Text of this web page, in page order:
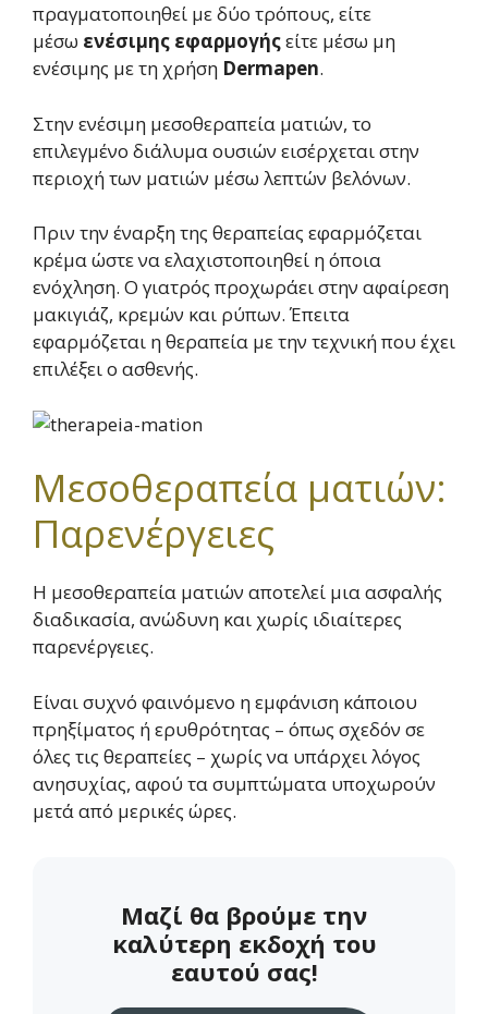
πραγματοποιηθεί με δύο τρόπους, είτε
μέσω ενέσιμης εφαρμογήςείτε μέσω μη
ενέσιμης με τη χρήση Dermapen.
Στην ενέσιμη μεσοθεραπεία ματιών, το
επιλεγμένο διάλυμα ουσιών εισέρχεται στην
περιοχή των ματιών μέσω λεπτών βελόνων.
Πριν την έναρξη της θεραπείας εφαρμόζεται
κρέμα ώστε να ελαχιστοποιηθεί η όποια
ενόχληση. Ο γιατρός προχωράει στην αφαίρεση
μακιγιάζ, κρεμών και ρύπων. Έπειτα
εφαρμόζεται η θεραπεία με την τεχνική που έχει
επιλέξει ο ασθενής.
Μεσοθεραπεία ματιών:
Παρενέργειες
Η μεσοθεραπεία ματιών αποτελεί μια ασφαλής
διαδικασία, ανώδυνη και χωρίς ιδιαίτερες
παρενέργειες.
Είναι συχνό φαινόμενο η εμφάνιση κάποιου
πρηξίματος ή ερυθρότητας – όπως σχεδόν σε
όλες τις θεραπείες – χωρίς να υπάρχει λόγος
ανησυχίας, αφού τα συμπτώματα υποχωρούν
μετά από μερικές ώρες.
Μαζί θα βρούμε την
καλύτερη εκδοχή του
εαυτού σας!